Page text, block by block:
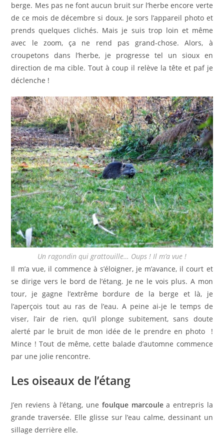
berge. Mes pas ne font aucun bruit sur l’herbe encore verte
de ce mois de décembre si doux. Je sors l’appareil photo et
prends quelques clichés. Mais je suis trop loin et même
avec le zoom, ça ne rend pas grand-chose. Alors, à
croupetons dans l’herbe, je progresse tel un sioux en
direction de ma cible. Tout à coup il relève la tête et paf je
déclenche !
Un ragondin qui grattouille… Oups ! Il m’a vue !
Il m’a vue, il commence à s’éloigner, je m’avance, il court et
se dirige vers le bord de l’étang. Je ne le vois plus. A mon
tour, je gagne l’extrême bordure de la berge et là, je
l’aperçois tout au ras de l’eau. A peine ai-je le temps de
viser, l’air de rien, qu’il plonge subitement, sans doute
alerté par le bruit de mon idée de le prendre en photo !
Mince ! Tout de même, cette balade d’automne commence
par une jolie rencontre.
Les oiseaux de l’étang
J’en reviens à l’étang, une foulque marcoulea entrepris la
grande traversée. Elle glisse sur l’eau calme, dessinant un
sillage derrière elle.